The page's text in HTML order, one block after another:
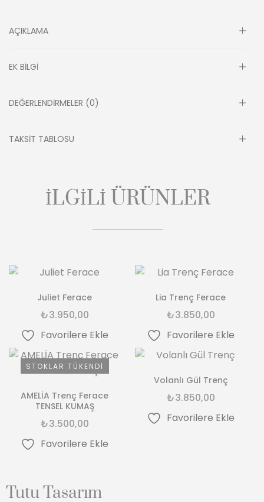
AÇIKLAMA
EK BILGI
DEĞERLENDIRMELER (0)
TAKSIT TABLOSU
İLGILI ÜRÜNLER
Juliet Ferace
₺3.950,00
Favorilere Ekle
Lia Trenç Ferace
₺3.850,00
Favorilere Ekle
STOKLAR TÜKENDI
AMELİA Trenç Ferace
TENSEL KUMAŞ
₺3.500,00
Favorilere Ekle
Volanlı Gül Trenç
₺3.850,00
Favorilere Ekle
Tutu Tasarım